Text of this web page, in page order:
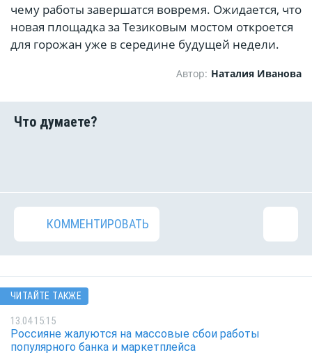
чему работы завершатся вовремя. Ожидается, что
новая площадка за Тезиковым мостом откроется
для горожан уже в середине будущей недели.
Автор: Наталия Иванова
КОММЕНТИРОВАТЬ
ЧИТАЙТЕ ТАКЖЕ
13.04 15:15
Россияне жалуются на массовые сбои работы
популярного банка и маркетплейса